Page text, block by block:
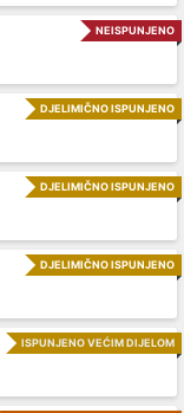
NEISPUNJENO
DJELIMIČNO ISPUNJENO
DJELIMIČNO ISPUNJENO
DJELIMIČNO ISPUNJENO
ISPUNJENO VEĆIM DIJELOM